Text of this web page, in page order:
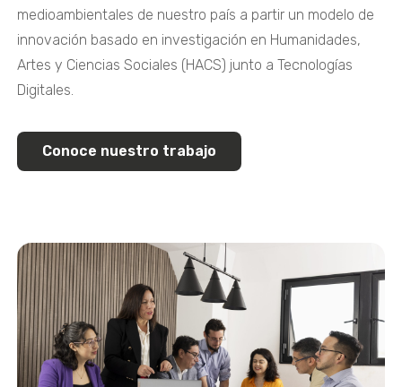
medioambientales de nuestro país a partir un modelo de
innovación basado en investigación en Humanidades,
Artes y Ciencias Sociales (HACS) junto a Tecnologías
Digitales.
Conoce nuestro trabajo